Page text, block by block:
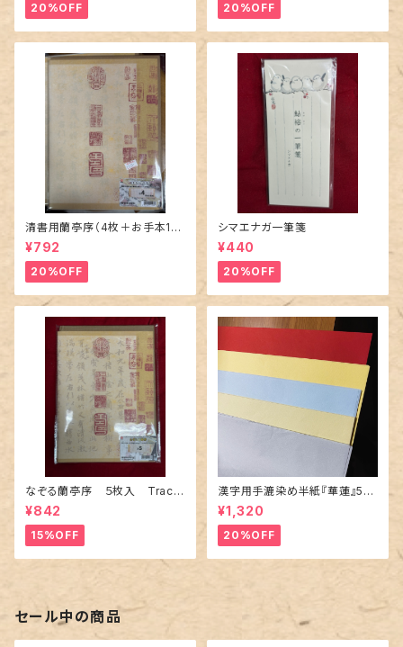
20%OFF 20%OFF
清書用蘭亭序（4枚＋お手本1
枚）
¥792
20%OFF
シマエナガ一筆箋
¥440
20%OFF
なぞる蘭亭序 ５枚入 Trace
able Lanting Xu – Set of 5
Sheets
¥842
15%OFF
漢字用手漉染め半紙『華蓮』50
枚（5色×10枚） Handmade
Dyed Hanshi Paper “Kare
n” – For Kanji (50 Sheets, 5
Colors × 10)
¥1,320
20%OFF
セール中の商品